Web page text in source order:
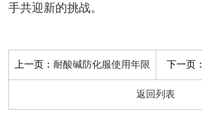
手共迎新的挑战。
上一页：耐酸碱防化服使用年限 下一页：
返回列表